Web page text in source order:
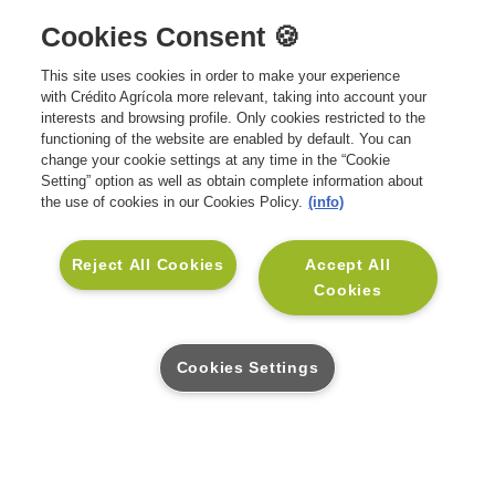
SOLUÇÕES
Seguros Vida e Crédito
Seguros Vida e Família
Seguros Vida e Saúde
Seguros Vida e Investimento
Blog Muda
INSTITUCIONAL
Sobre a CA Vida
Sustentabilidade
Informação Financeira
Informações Relevantes para
o Cliente
APOIO AO CLIENTE
Contactos CA Vida
Glossário
Perguntas Frequentes
SOCIAL
Linkedin
Facebook
Instagram
Cookies Consent 🍪
This site uses cookies in order to make your experience
with Crédito Agrícola more relevant, taking into account your
interests and browsing profile. Only cookies restricted to the
functioning of the website are enabled by default. You can
change your cookie settings at any time in the “Cookie
Setting” option as well as obtain complete information about
the use of cookies in our Cookies Policy. (info)
Accept All
Cookies
Reject All Cookies
Cookies Settings